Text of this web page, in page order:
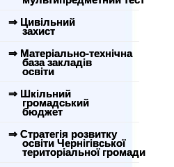
⇒ Цивільний
захист
⇒ Матеріально-технічна
база закладів
освіти
⇒ Шкільний
громадський
бюджет
⇒ Стратегія розвитку
освіти Чернігівської
територіальної громади